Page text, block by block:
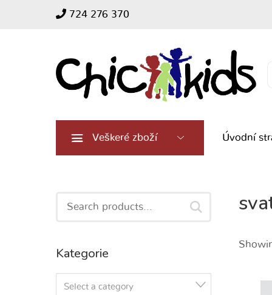
724 276 370
Veškeré zboží Úvodní
Search
Kategorie
Select a category